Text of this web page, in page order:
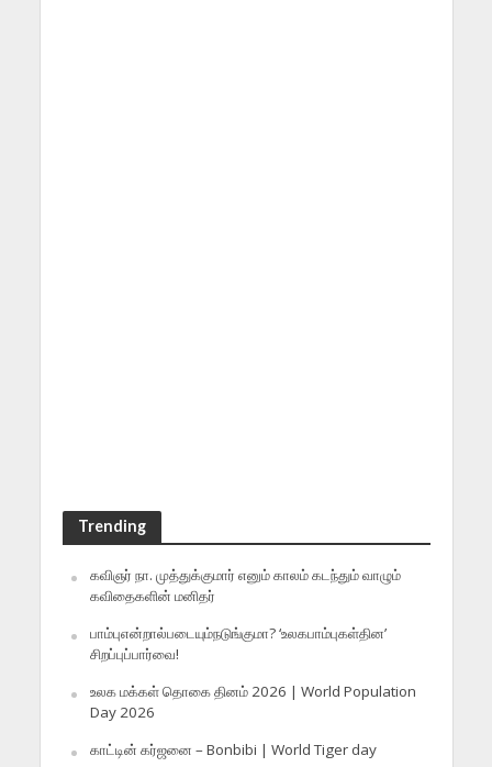
Trending
கவிஞர் நா. முத்துக்குமார் எனும் காலம் கடந்தும் வாழும்
கவிதைகளின் மனிதர்
பாம்புஎன்றால்படையும்நடுங்குமா? ‘உலகபாம்புகள்தின’
சிறப்புப்பார்வை!
உலக மக்கள் தொகை தினம் 2026 | World Population
Day 2026
காட்டின் கர்ஜனை – Bonbibi | World Tiger day